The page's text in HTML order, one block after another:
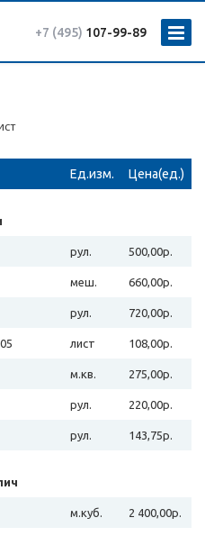
+7 (495) 107-99-89
Ед.изм. Цена(ед.)
рул. 500,00р.
меш. 660,00р.
рул. 720,00р.
лист 108,00р.
м.кв. 275,00р.
рул. 220,00р.
рул. 143,75р.
м.куб. 2 400,00р.